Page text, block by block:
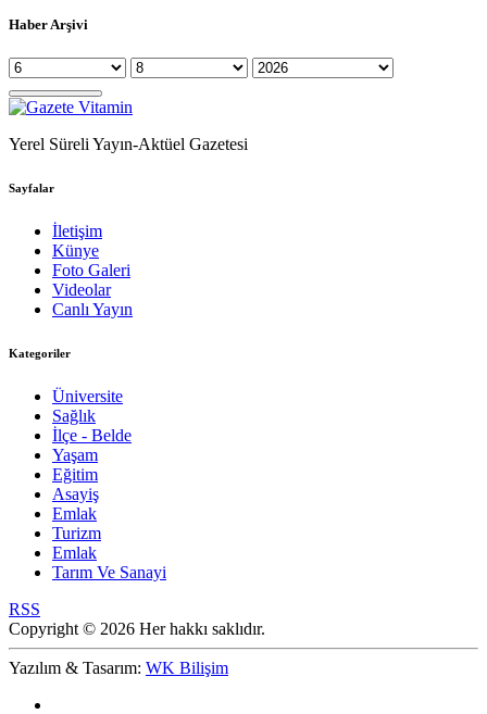
Haber Arşivi
Yerel Süreli Yayın-Aktüel Gazetesi
Sayfalar
İletişim
Künye
Foto Galeri
Videolar
Canlı Yayın
Kategoriler
Üniversite
Sağlık
İlçe - Belde
Yaşam
Eğitim
Asayiş
Emlak
Turizm
Emlak
Tarım Ve Sanayi
RSS
Copyright © 2026 Her hakkı saklıdır.
Yazılım & Tasarım: WK Bilişim